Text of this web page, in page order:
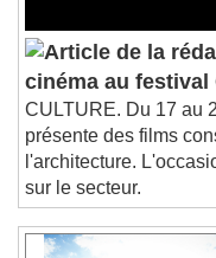
This is a modal
Beginning of
and close the
Text
Text
cinéma au festival
CULTURE. Du 17 au
présente des films
l'architecture.
sur le secteur.